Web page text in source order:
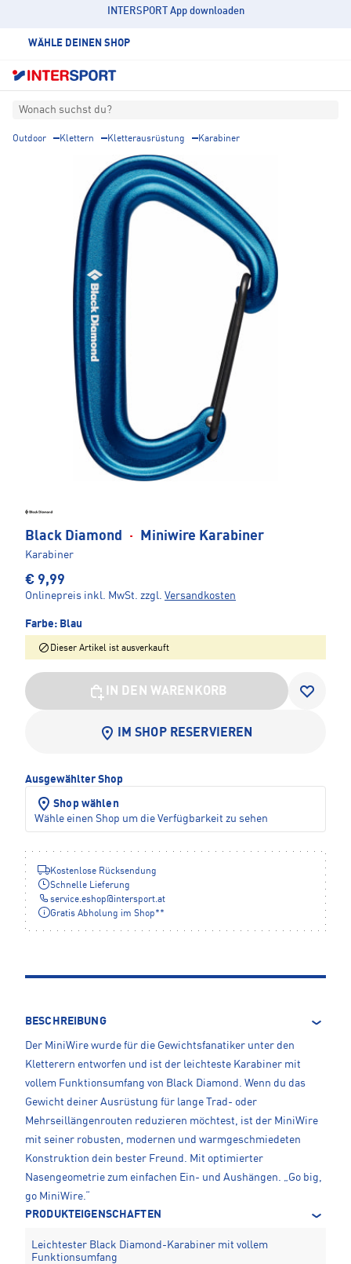
INTERSPORT App downloaden
WÄHLE DEINEN SHOP
Wonach suchst du?
Outdoor Klettern Kletterausrüstung Karabiner
Black Diamond · Miniwire Karabiner
Karabiner
€ 9,99
Onlinepreis inkl. MwSt. zzgl. Versandkosten
Farbe: Blau
Dieser Artikel ist ausverkauft
IN DEN WARENKORB
IM SHOP RESERVIEREN
Ausgewählter Shop
Shop wählen
Wähle einen Shop um die Verfügbarkeit zu sehen
Kostenlose Rücksendung
Schnelle Lieferung
service.eshop@intersport.at
Gratis Abholung im Shop**
BESCHREIBUNG
Der MiniWire wurde für die Gewichtsfanatiker unter den
Kletterern entworfen und ist der leichteste Karabiner mit
vollem Funktionsumfang von Black Diamond. Wenn du das
Gewicht deiner Ausrüstung für lange Trad- oder
Mehrseillängenrouten reduzieren möchtest, ist der MiniWire
mit seiner robusten, modernen und warmgeschmiedeten
Konstruktion dein bester Freund. Mit optimierter
Nasengeometrie zum einfachen Ein- und Aushängen. „Go big,
go MiniWire.“
PRODUKTEIGENSCHAFTEN
Leichtester Black Diamond-Karabiner mit vollem
Funktionsumfang